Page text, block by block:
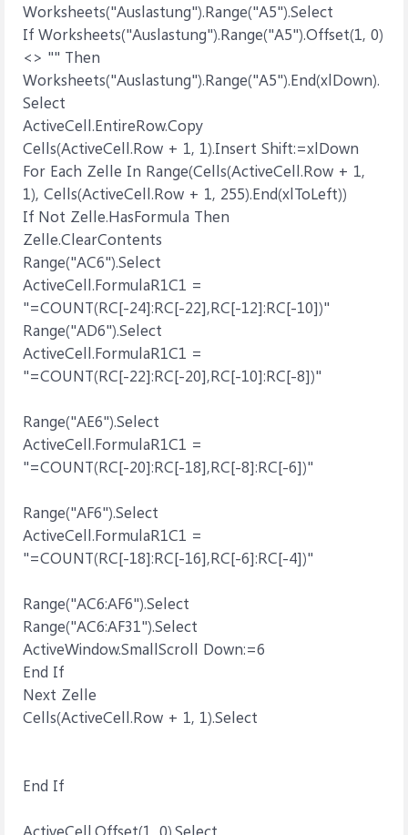
Worksheets("Auslastung").Range("A5").Select
If Worksheets("Auslastung").Range("A5").Offset(1, 0)
<> "" Then
Worksheets("Auslastung").Range("A5").End(xlDown).
Select
ActiveCell.EntireRow.Copy
Cells(ActiveCell.Row + 1, 1).Insert Shift:=xlDown
For Each Zelle In Range(Cells(ActiveCell.Row + 1,
1), Cells(ActiveCell.Row + 1, 255).End(xlToLeft))
If Not Zelle.HasFormula Then
Zelle.ClearContents
Range("AC6").Select
ActiveCell.FormulaR1C1 =
"=COUNT(RC[-24]:RC[-22],RC[-12]:RC[-10])"
Range("AD6").Select
ActiveCell.FormulaR1C1 =
"=COUNT(RC[-22]:RC[-20],RC[-10]:RC[-8])"
Range("AE6").Select
ActiveCell.FormulaR1C1 =
"=COUNT(RC[-20]:RC[-18],RC[-8]:RC[-6])"
Range("AF6").Select
ActiveCell.FormulaR1C1 =
"=COUNT(RC[-18]:RC[-16],RC[-6]:RC[-4])"
Range("AC6:AF6").Select
Range("AC6:AF31").Select
ActiveWindow.SmallScroll Down:=6
End If
Next Zelle
Cells(ActiveCell.Row + 1, 1).Select
End If
ActiveCell.Offset(1, 0).Select